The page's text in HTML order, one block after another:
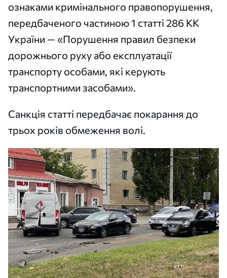
ознаками кримінального правопорушення,
передбаченого частиною 1 статті 286 КК
України — «Порушення правил безпеки
дорожнього руху або експлуатації
транспорту особами, які керують
транспортними засобами».
Санкція статті передбачає покарання до
трьох років обмеження волі.